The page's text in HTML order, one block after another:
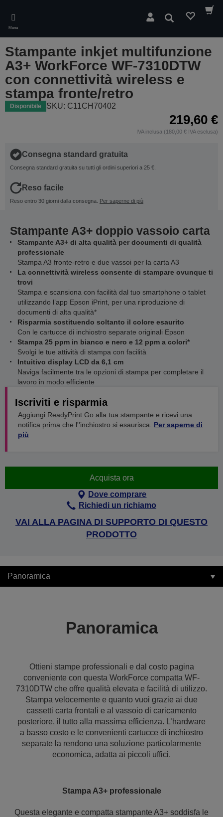
main
content
Menu
Cerca
Stampante inkjet multifunzione
A3+ WorkForce WF-7310DTW
con connettività wireless e
stampa fronte/retro
Disponibile SKU: C11CH70402
219,60 €
IVA inclusa (180,00 € IVA esclusa)
Consegna standard gratuita
Consegna standard gratuita su tutti gli ordini superiori a 25 €.
Reso facile
Reso entro 30 giorni dalla consegna. Per saperne di più
Stampante A3+ doppio vassoio carta
Stampante A3+ di alta qualità per documenti di qualità
professionale
Stampa A3 fronte-retro e due vassoi per la carta A3
La connettività wireless consente di stampare ovunque ti
trovi
Stampa e scansiona con facilità dal tuo smartphone o tablet
utilizzando l’app Epson iPrint, per una riproduzione di
documenti di alta qualità*
Risparmia sostituendo soltanto il colore esaurito
Con le cartucce di inchiostro separate originali Epson
Stampa 25 ppm in bianco e nero e 12 ppm a colori*
Svolgi le tue attività di stampa con facilità
Intuitivo display LCD da 6,1 cm
Naviga facilmente tra le opzioni di stampa per completare il
lavoro in modo efficiente
Iscriviti e risparmia
Aggiungi ReadyPrint Go alla tua stampante e ricevi una
notifica prima che l''inchiostro si esaurisca.
Per saperne di
più
Acquista ora
Dove comprare
Richiedi un richiamo
VAI ALLA PAGINA DI SUPPORTO DI QUESTO
PRODOTTO
Panoramica
Panoramica
Ottieni stampe professionali e dal costo pagina
conveniente con questa WorkForce compatta WF-
7310DTW che offre qualità elevata e facilità di utilizzo.
Stampa velocemente e quanto vuoi grazie ai due
cassetti carta frontali e al vassoio di caricamento
posteriore, il tutto alla massima efficienza. L’hardware
a basso costo e le convenienti cartucce di inchiostro
separate la rendono una soluzione particolarmente
economica, adatta ai piccoli uffici.
Stampa A3+ professionale
Questa elegante e compatta stampante A3+ soddisfa le